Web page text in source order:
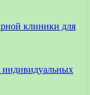
клиники для
индивидуальных